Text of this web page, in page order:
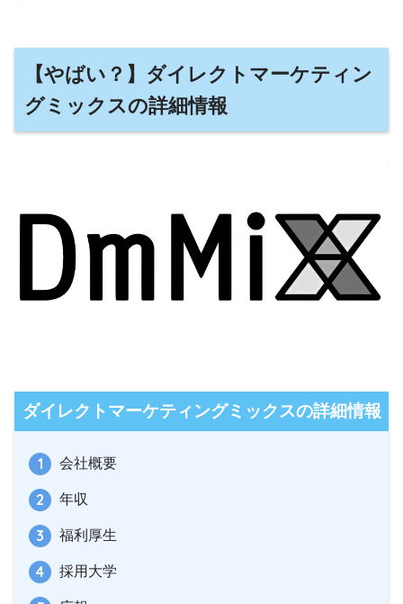
【やばい？】ダイレクトマーケティン
グミックスの詳細情報
ダイレクトマーケティングミックスの詳細情報
会社概要
年収
福利厚生
採用大学